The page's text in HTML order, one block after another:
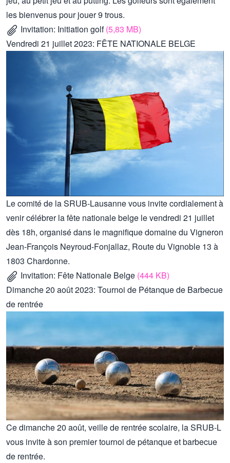
les bienvenus pour jouer 9 trous.
Invitation: Initiation golf(5,83 MB)
Vendredi 21 juillet 2023: FÊTE NATIONALE BELGE
Le comité de la SRUB-Lausanne vous invite cordialement à
venir célébrer la fête nationale belge le vendredi 21 juillet
dès 18h, organisé dans le magnifique domaine du Vigneron
Jean-François Neyroud-Fonjallaz, Route du Vignoble 13 à
1803 Chardonne.
Invitation: Fête Nationale Belge (444 KB)
Dimanche 20 août 2023: Tournoi de Pétanque de Barbecue
de rentrée
Ce dimanche 20 août, veille de rentrée scolaire, la SRUB-L
vous invite à son premier tournoi de pétanque et barbecue
de rentrée.